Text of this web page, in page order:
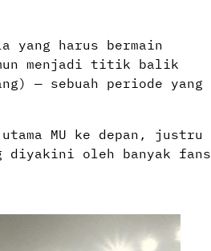
yang harus bermain
menjadi titik balik
— sebuah periode yang
MU ke depan, justru
diyakini oleh banyak fans